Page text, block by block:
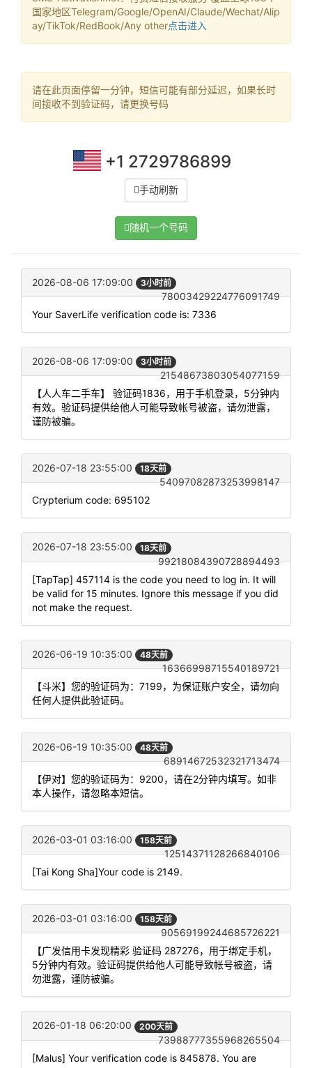
国家地区Telegram/Google/OpenAI/Claude/Wechat/Alip
ay/TikTok/RedBook/Any other点击进入
请在此页面停留一分钟，短信可能有部分延迟，如果长时
间接收不到验证码，请更换号码
+1 2729786899
手动刷新
随机一个号码
2026-08-06 17:09:00 3小时前
78003429224776091749
Your SaverLife verification code is: 7336
2026-08-06 17:09:00 3小时前
21548673803054077159
【人人车二手车】 验证码1836，用于手机登录，5分钟内
有效。验证码提供给他人可能导致帐号被盗，请勿泄露，
谨防被骗。
2026-07-18 23:55:00 18天前
54097082873253998147
Crypterium code: 695102
2026-07-18 23:55:00 18天前
99218084390728894493
[TapTap] 457114 is the code you need to log in. It will
be valid for 15 minutes. Ignore this message if you did
not make the request.
2026-06-19 10:35:00 48天前
16366998715540189721
【斗米】您的验证码为：7199，为保证账户安全，请勿向
任何人提供此验证码。
2026-06-19 10:35:00 48天前
68914672532321713474
【伊对】您的验证码为：9200，请在2分钟内填写。如非
本人操作，请忽略本短信。
2026-03-01 03:16:00 158天前
12514371128266840106
[Tai Kong Sha]Your code is 2149.
2026-03-01 03:16:00 158天前
90569199244685726221
【广发信用卡发现精彩 验证码 287276，用于绑定手机，
5分钟内有效。验证码提供给他人可能导致帐号被盗，请
勿泄露，谨防被骗。
2026-01-18 06:20:00 200天前
73988777355968265504
[Malus] Your verification code is 845878. You are